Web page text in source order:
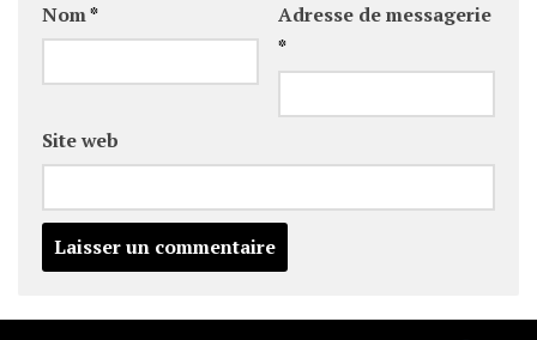
Nom*
Adresse de messagerie
*
Site web